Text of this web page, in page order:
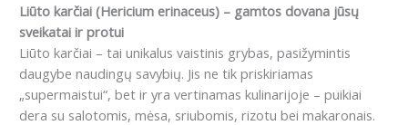
Liūto karčiai (Hericium erinaceus) – gamtos dovana jūsų
sveikatai ir protui
Liūto karčiai – tai unikalus vaistinis grybas, pasižymintis
daugybe naudingų savybių. Jis ne tik priskiriamas
„supermaistui“, bet ir yra vertinamas kulinarijoje – puikiai
dera su salotomis, mėsa, sriubomis, rizotu bei makaronais.